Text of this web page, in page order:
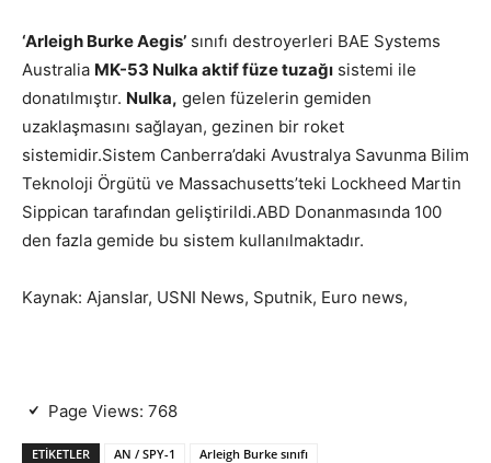
‘Arleigh Burke Aegis’ sınıfı destroyerleri BAE Systems
Australia MK-53 Nulka aktif füze tuzağı sistemi ile
donatılmıştır. Nulka, gelen füzelerin gemiden
uzaklaşmasını sağlayan, gezinen bir roket
sistemidir.Sistem Canberra’daki Avustralya Savunma Bilim
Teknoloji Örgütü ve Massachusetts’teki Lockheed Martin
Sippican tarafından geliştirildi.ABD Donanmasında 100
den fazla gemide bu sistem kullanılmaktadır.
Kaynak: Ajanslar, USNI News, Sputnik, Euro news,
Page Views: 768
ETIKETLER AN / SPY-1
Arleigh Burke sınıfı